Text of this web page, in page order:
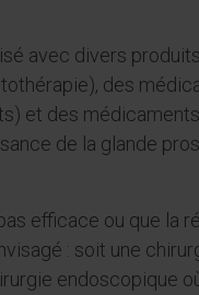
avec divers
des
et des
de la glande
efficace ou que la
: soit une
endoscopique